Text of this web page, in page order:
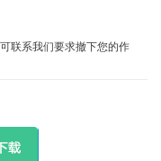
联系我们要求撤下您的作